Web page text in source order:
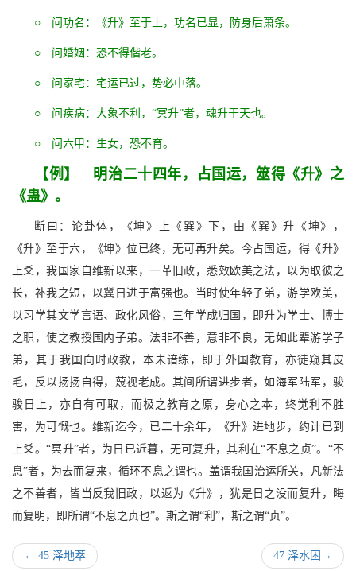
○ 问功名：《升》至于上，功名已显，防身后萧条。
○ 问婚姻：恐不得偕老。
○ 问家宅：宅运已过，势必中落。
○ 问疾病：大象不利，“冥升”者，魂升于天也。
○ 问六甲：生女，恐不育。
【例】 明治二十四年，占国运，筮得《升》之
《蛊》。
断曰：论卦体，《坤》上《巽》下，由《巽》升《坤》，
《升》至于六，《坤》位已终，无可再升矣。今占国运，得《升》
上爻，我国家自维新以来，一革旧政，悉效欧美之法，以为取彼之
长，补我之短，以冀日进于富强也。当时使年轻子弟，游学欧美，
以习学其文学言语、政化风俗，三年学成归国，即升为学士、博士
之职，使之教授国内子弟。法非不善，意非不良，无如此辈游学子
弟，其于我国向时政教，本未谙练，即于外国教育，亦徒窥其皮
毛，反以扬扬自得，蔑视老成。其间所谓进步者，如海军陆军，骏
骏日上，亦自有可取，而极之教育之原，身心之本，终觉利不胜
害，为可慨也。维新迄今，已二十余年，《升》进地步，约计已到
上爻。“冥升”者，为日已近暮，无可复升，其利在“不息之贞”。“不
息”者，为去而复来，循环不息之谓也。盖谓我国治运所关，凡新法
之不善者，皆当反我旧政，以返为《升》，犹是日之没而复升，晦
而复明，即所谓“不息之贞也”。斯之谓“利”，斯之谓“贞”。
← 45 泽地萃 47 泽水困 →